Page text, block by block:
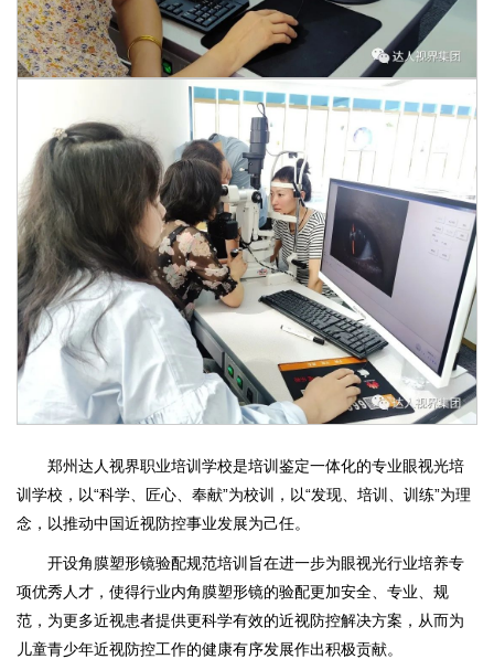
郑州达人视界职业培训学校是培训鉴定一体化的专业眼视光培
训学校，以“科学、匠心、奉献”为校训，以“发现、培训、训练”为理
念，以推动中国近视防控事业发展为己任。
开设角膜塑形镜验配规范培训旨在进一步为眼视光行业培养专
项优秀人才，使得行业内角膜塑形镜的验配更加安全、专业、规
范，为更多近视患者提供更科学有效的近视防控解决方案，从而为
儿童青少年近视防控工作的健康有序发展作出积极贡献。